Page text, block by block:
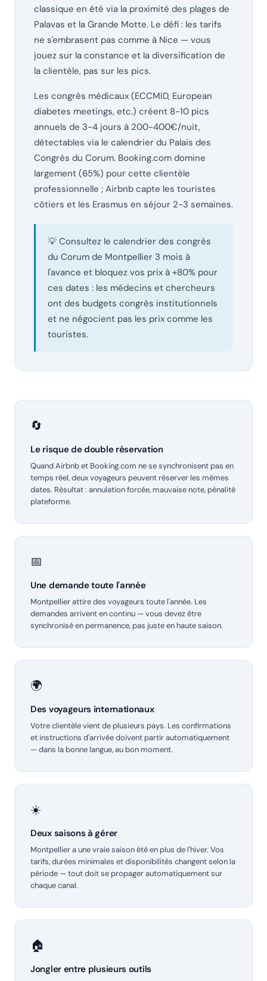
classique en été via la proximité des plages de
Palavas et la Grande Motte. Le défi : les tarifs
ne s'embrasent pas comme à Nice — vous
jouez sur la constance et la diversification de
la clientèle, pas sur les pics.
Les congrès médicaux (ECCMID, European
diabetes meetings, etc.) créent 8-10 pics
annuels de 3-4 jours à 200-400€/nuit,
détectables via le calendrier du Palais des
Congrès du Corum. Booking.com domine
largement (65%) pour cette clientèle
professionnelle ; Airbnb capte les touristes
côtiers et les Erasmus en séjour 2-3 semaines.
💡 Consultez le calendrier des congrès
du Corum de Montpellier 3 mois à
l'avance et bloquez vos prix à +80% pour
ces dates : les médecins et chercheurs
ont des budgets congrès institutionnels
et ne négocient pas les prix comme les
touristes.
🔄
Le risque de double réservation
Quand Airbnb et Booking.com ne se synchronisent pas en
temps réel, deux voyageurs peuvent réserver les mêmes
dates. Résultat : annulation forcée, mauvaise note, pénalité
plateforme.
📅
Une demande toute l'année
Montpellier attire des voyageurs toute l'année. Les
demandes arrivent en continu — vous devez être
synchronisé en permanence, pas juste en haute saison.
🌍
Des voyageurs internationaux
Votre clientèle vient de plusieurs pays. Les confirmations
et instructions d'arrivée doivent partir automatiquement
— dans la bonne langue, au bon moment.
☀️
Deux saisons à gérer
Montpellier a une vraie saison été en plus de l'hiver. Vos
tarifs, durées minimales et disponibilités changent selon la
période — tout doit se propager automatiquement sur
chaque canal.
🏠
Jongler entre plusieurs outils